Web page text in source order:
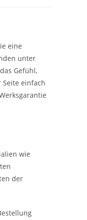
eine
unter
Gefühl,
einfach
wie
der